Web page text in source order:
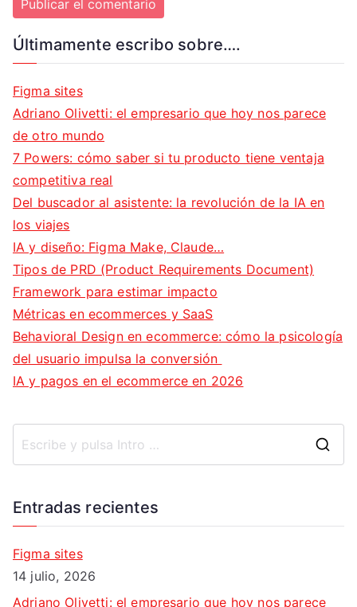
Últimamente escribo sobre….
Figma sites
Adriano Olivetti: el empresario que hoy nos parece
de otro mundo
7 Powers: cómo saber si tu producto tiene ventaja
competitiva real
Del buscador al asistente: la revolución de la IA en
los viajes
IA y diseño: Figma Make, Claude…
Tipos de PRD (Product Requirements Document)
Framework para estimar impacto
Métricas en ecommerces y SaaS
Behavioral Design en ecommerce: cómo la psicología
del usuario impulsa la conversión
IA y pagos en el ecommerce en 2026
Entradas recientes
Figma sites
14 julio, 2026
Adriano Olivetti: el empresario que hoy nos parece